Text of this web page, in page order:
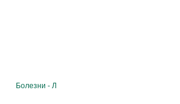
Болезни - Л